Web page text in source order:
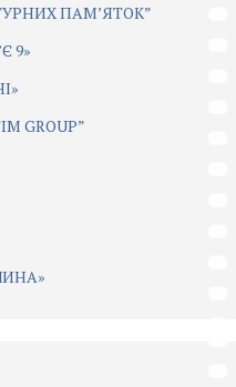
ПАМ’ЯТОК”
9»
GROUP”